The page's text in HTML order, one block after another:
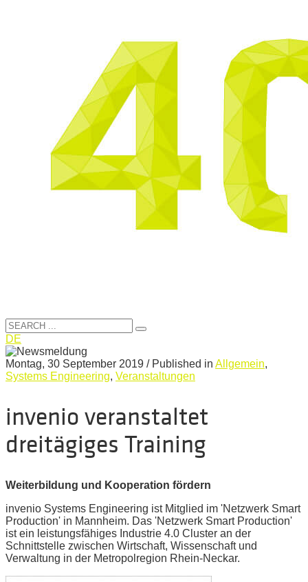
DE
Montag, 30 September 2019 / Published in Allgemein,
Systems Engineering, Veranstaltungen
invenio veranstaltet
dreitägiges Training
Weiterbildung und Kooperation fördern
invenio Systems Engineering ist Mitglied im 'Netzwerk Smart
Production' in Mannheim. Das 'Netzwerk Smart Production'
ist ein leistungsfähiges Industrie 4.0 Cluster an der
Schnittstelle zwischen Wirtschaft, Wissenschaft und
Verwaltung in der Metropolregion Rhein-Neckar.